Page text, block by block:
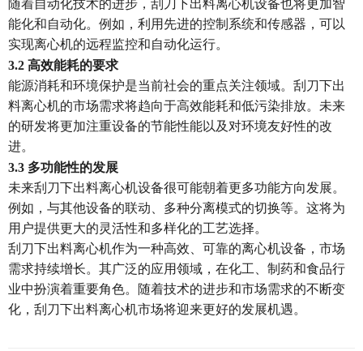
随着自动化技术的进步，刮刀下出料离心机设备也将更加智
能化和自动化。例如，利用先进的控制系统和传感器，可以
实现离心机的远程监控和自动化运行。
3.2 高效能耗的要求
能源消耗和环境保护是当前社会的重点关注领域。刮刀下出
料离心机的市场需求将趋向于高效能耗和低污染排放。未来
的研发将更加注重设备的节能性能以及对环境友好性的改
进。
3.3 多功能性的发展
未来刮刀下出料离心机设备很可能朝着更多功能方向发展。
例如，与其他设备的联动、多种分离模式的切换等。这将为
用户提供更大的灵活性和多样化的工艺选择。
刮刀下出料离心机作为一种高效、可靠的离心机设备，市场
需求持续增长。其广泛的应用领域，在化工、制药和食品行
业中扮演着重要角色。随着技术的进步和市场需求的不断变
化，刮刀下出料离心机市场将迎来更好的发展机遇。